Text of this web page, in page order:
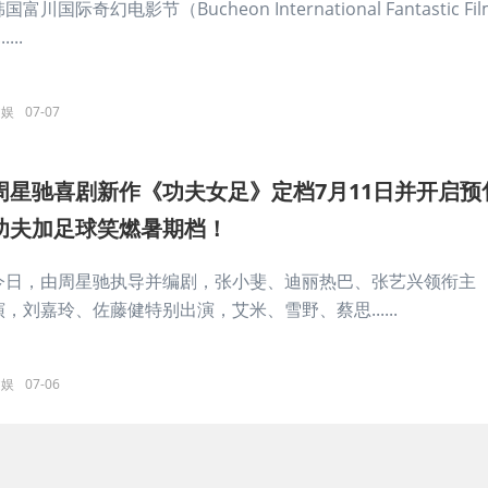
国富川国际奇幻电影节（Bucheon International Fantastic
07-07
星驰喜剧新作《功夫女足》定档7月11日并开启预
夫加足球笑燃暑期档！
日，由周星驰执导并编剧，张小斐、迪丽热巴、张艺兴领衔主
，刘嘉玲、佐藤健特别出演，艾米、雪野、蔡思......
07-06